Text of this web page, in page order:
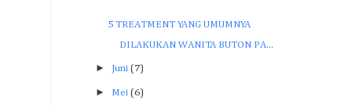
5 TREATMENT YANG UMUMNYA
DILAKUKAN WANITA BUTON PA...
► Juni (7)
► Mei (6)